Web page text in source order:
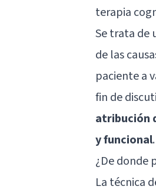
terapia
Se trata de
de las
paciente a
fin de
atribución
y funcional.
¿De donde
La técnica